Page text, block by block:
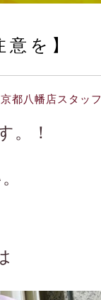
を】
京都八幡店スタッフ
。！